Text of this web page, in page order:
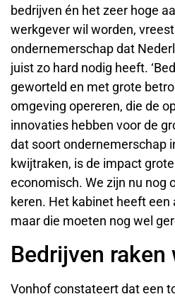
bedrijven én het zeer hoge
werkgever wil worden,
ondernemerschap dat
juist zo hard nodig heeft.
geworteld en met grote
omgeving opereren, die de
innovaties hebben voor de
dat soort ondernemerschap
kwijtraken, is de impact
economisch. We zijn nu nog
keren. Het kabinet heeft een
maar die moeten nog wel
Bedrijven
Vonhof constateert dat een